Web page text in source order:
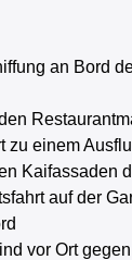
an Bord
zu einem
Kaifassaden
auf der
vor Ort